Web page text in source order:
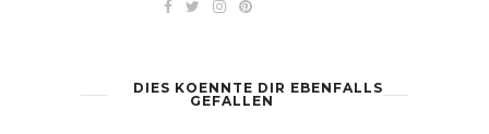
DIES KOENNTE DIR EBENFALLS
GEFALLEN